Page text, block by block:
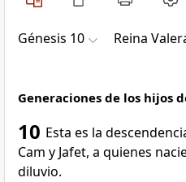
Génesis 10 Reina
Generaciones de los hijos
10 Esta es la
Cam y Jafet, a quienes
diluvio.